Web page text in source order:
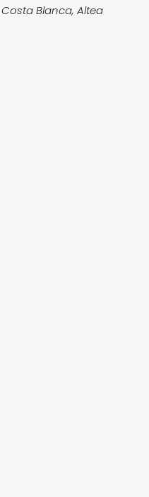
Costa Blanca, Altea